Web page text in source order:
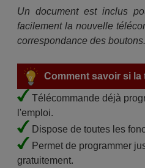
Un document est inclus
facilement la nouvelle
correspondance des boutons.
Comment savoir si
Télécommande déjà
l'emploi.
Dispose de toutes les
Permet de programmer
gratuitement.